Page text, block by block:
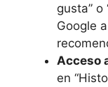
gusta” o
Google
Acceso
en